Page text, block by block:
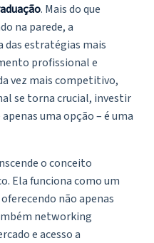
. Mais do que
na parede, a
das estratégias mais
profissional e
vez mais competitivo,
se torna crucial, investir
uma opção – é uma
o conceito
Ela funciona como um
não apenas
networking
e acesso a